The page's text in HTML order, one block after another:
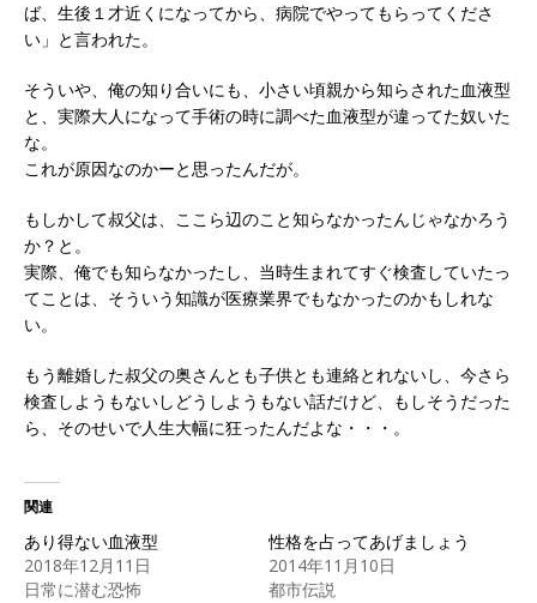
ば、生後１才近くになってから、病院でやってもらってくださ
い」と言われた。
そういや、俺の知り合いにも、小さい頃親から知らされた血液型
と、実際大人になって手術の時に調べた血液型が違ってた奴いた
な。
これが原因なのかーと思ったんだが。
もしかして叔父は、ここら辺のこと知らなかったんじゃなかろう
か？と。
実際、俺でも知らなかったし、当時生まれてすぐ検査していたっ
てことは、そういう知識が医療業界でもなかったのかもしれな
い。
もう離婚した叔父の奥さんとも子供とも連絡とれないし、今さら
検査しようもないしどうしようもない話だけど、もしそうだった
ら、そのせいで人生大幅に狂ったんだよな・・・。
関連
あり得ない血液型
2018年12月11日
日常に潜む恐怖
性格を占ってあげましょう
2014年11月10日
都市伝説